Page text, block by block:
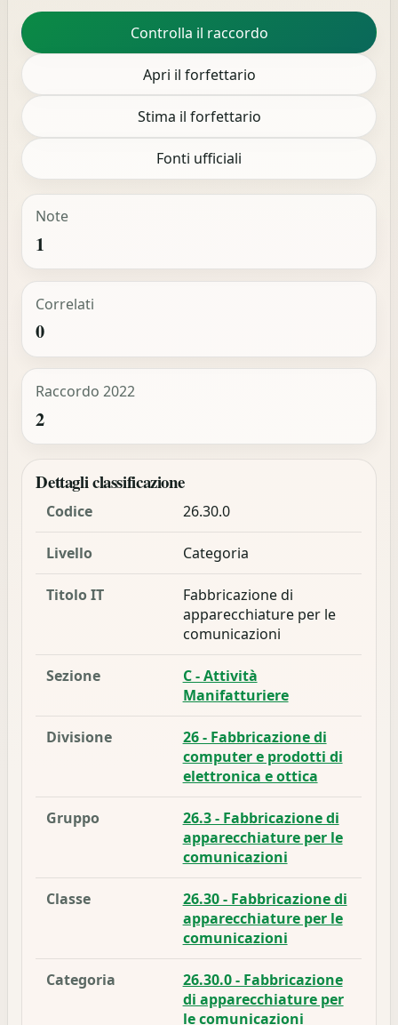
Controlla il raccordo
Apri il forfettario
Stima il forfettario
Fonti ufficiali
Note
1
Correlati
0
Raccordo 2022
2
Dettagli classificazione
Codice 26.30.0
Livello Categoria
Titolo IT
Fabbricazione di
apparecchiature per le
comunicazioni
Sezione
C - Attività
Manifatturiere
Divisione
26 - Fabbricazione di
computer e prodotti di
elettronica e ottica
Gruppo
26.3 - Fabbricazione di
apparecchiature per le
comunicazioni
Classe
26.30 - Fabbricazione di
apparecchiature per le
comunicazioni
Categoria
26.30.0 - Fabbricazione
di apparecchiature per
le comunicazioni